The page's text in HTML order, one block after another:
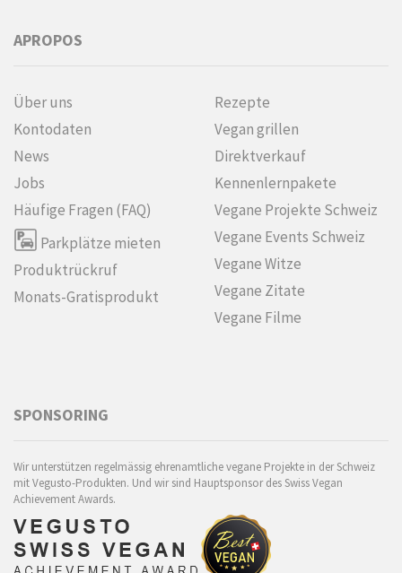
APROPOS
Über uns
Kontodaten
News
Jobs
Häufige Fragen (FAQ)
Parkplätze mieten
Produktrückruf
Monats-Gratisprodukt
Rezepte
Vegan grillen
Direktverkauf
Kennenlern­pakete
Vegane Projekte Schweiz
Vegane Events Schweiz
Vegane Witze
Vegane Zitate
Vegane Filme
SPONSORING
Wir unterstützen regelmässig ehrenamtliche vegane Projekte in der Schweiz
mit Vegusto-Produkten. Und wir sind Hauptsponsor des Swiss Vegan
Achievement Awards.